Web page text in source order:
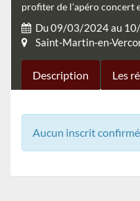
profiter de l'apéro concert
Du 09/03/2024 au
Saint-Martin-en-
Description Les
Aucun inscrit